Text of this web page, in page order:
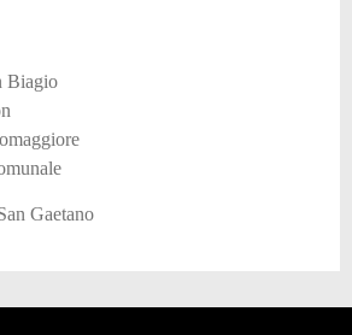
Biagio
Gaetano